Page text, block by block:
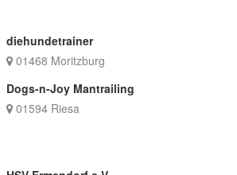
diehundetrainer
01468 Moritzburg
Dogs-n-Joy Mantrailing
01594 Riesa